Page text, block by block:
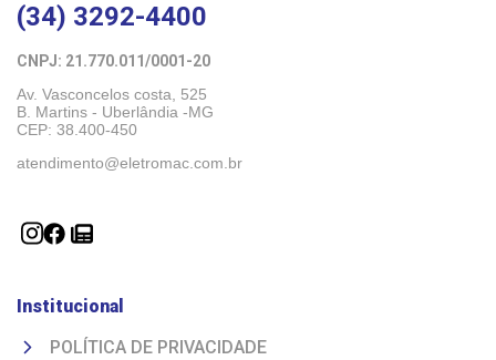
(34) 3292-4400
CNPJ: 21.770.011/0001-20
Av. Vasconcelos costa, 525
B. Martins - Uberlândia -MG
CEP: 38.400-450
atendimento@eletromac.com.br
Institucional
POLÍTICA DE PRIVACIDADE